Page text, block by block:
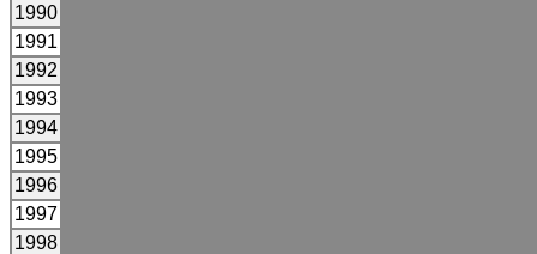
1990
1991
1992
1993
1994
1995
1996
1997
1998